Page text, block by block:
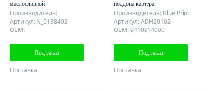
маслосливной
Производитель:
Артикул: N_0138492
OEM:
Под заказ
Поставка
поддона картера
Производитель: Blue Print
Артикул: ADH20102
OEM: 9410914000
Под заказ
Поставка